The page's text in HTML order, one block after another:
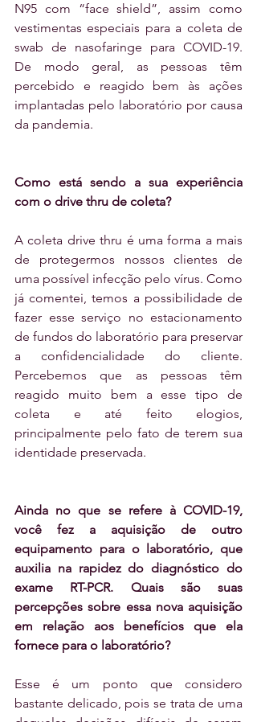
N95 com “face shield”, assim como
vestimentas especiais para a coleta de
swab de nasofaringe para COVID-19.
De modo geral, as pessoas têm
percebido e reagido bem às ações
implantadas pelo laboratório por causa
da pandemia.
Como está sendo a sua experiência
com o drive thru de coleta?
A coleta drive thru é uma forma a mais
de protegermos nossos clientes de
uma possível infecção pelo vírus. Como
já comentei, temos a possibilidade de
fazer esse serviço no estacionamento
de fundos do laboratório para preservar
a confidencialidade do cliente.
Percebemos que as pessoas têm
reagido muito bem a esse tipo de
coleta e até feito elogios,
principalmente pelo fato de terem sua
identidade preservada.
Ainda no que se refere à COVID-19,
você fez a aquisição de outro
equipamento para o laboratório, que
auxilia na rapidez do diagnóstico do
exame RT-PCR. Quais são suas
percepções sobre essa nova aquisição
em relação aos benefícios que ela
fornece para o laboratório?
Esse é um ponto que considero
bastante delicado, pois se trata de uma